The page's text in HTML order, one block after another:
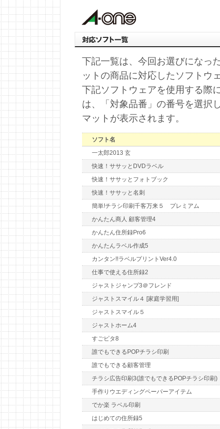
下記一覧は、今回お選びになっ
ットの商品に対応したソフトウ
下記ソフトウェアを使用する際
は、「対象品番」の番号を選択
マットが表示されます。
ソフト名
一太郎2013 玄
快速！ササッとDVDラベル
快速！ササッとフォトブック
快速！ササッと名刺
簡単!チラシ印刷千客万来５ プレミアム
かんたん商人 顧客管理4
かんたん住所録Pro6
かんたんラベル作成5
カンタン!!ラベルプリントVer4.0
仕事で使える住所録2
ジャストジャンプ3＠フレンド
ジャストスマイル４ [家庭学習用]
ジャストスマイル５
ジャストホーム4
すごピタ8
誰でもできるPOPチラシ印刷
誰でもできる顧客管理
チラシ広告印刷3(誰でもできるPOPチラシ印刷)
手作りウエディングペーパーアイテム
でか楽 ラベル印刷
はじめての住所録5